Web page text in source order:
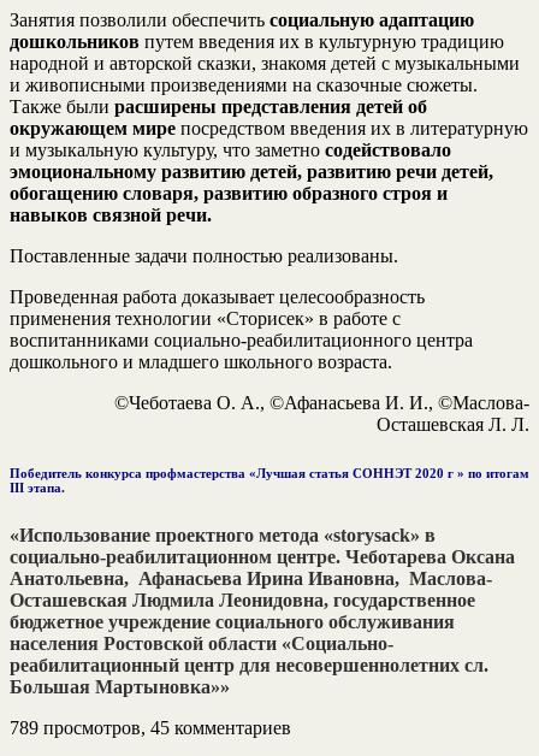
Занятия позволили обеспечить социальную адаптацию
дошкольников путем введения их в культурную традицию
народной и авторской сказки, знакомя детей с музыкальными
и живописными произведениями на сказочные сюжеты.
Также были расширены представления детей об
окружающем мире посредством введения их в литературную
и музыкальную культуру, что заметно содействовало
эмоциональному развитию детей, развитию речи детей,
обогащению словаря, развитию образного строя и
навыков связной речи.
Поставленные задачи полностью реализованы.
Проведенная работа доказывает целесообразность
применения технологии «Сторисек» в работе с
воспитанниками социально-реабилитационного центра
дошкольного и младшего школьного возраста.
©Чеботаева О. А., ©Афанасьева И. И., ©Маслова-
Осташевская Л. Л.
Победитель конкурса профмастерства «Лучшая статья СОННЭТ 2020 г » по итогам
III этапа.
«Использование проектного метода «storysack» в
социально-реабилитационном центре. Чеботарева Оксана
Анатольевна, Афанасьева Ирина Ивановна, Маслова-
Осташевская Людмила Леонидовна, государственное
бюджетное учреждение социального обслуживания
населения Ростовской области «Социально-
реабилитационный центр для несовершеннолетних сл.
Большая Мартыновка»»
789 просмотров, 45 комментариев